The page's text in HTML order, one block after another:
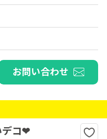
お問い合わせ
コ❤